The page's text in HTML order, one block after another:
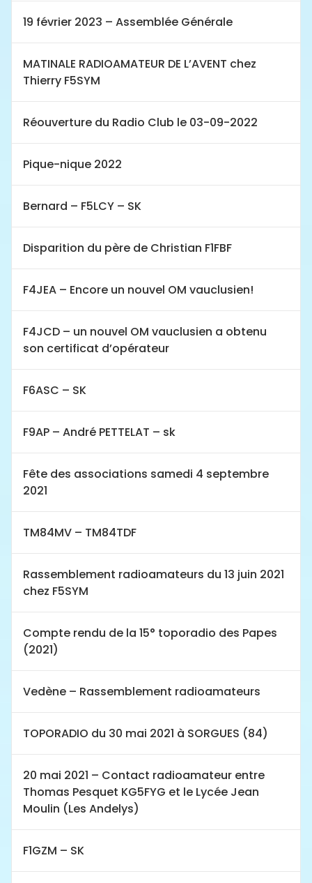
19 février 2023 – Assemblée Générale
MATINALE RADIOAMATEUR DE L’AVENT chez
Thierry F5SYM
Réouverture du Radio Club le 03-09-2022
Pique-nique 2022
Bernard – F5LCY – SK
Disparition du père de Christian F1FBF
F4JEA – Encore un nouvel OM vauclusien!
F4JCD – un nouvel OM vauclusien a obtenu
son certificat d’opérateur
F6ASC – SK
F9AP – André PETTELAT – sk
Fête des associations samedi 4 septembre
2021
TM84MV – TM84TDF
Rassemblement radioamateurs du 13 juin 2021
chez F5SYM
Compte rendu de la 15° toporadio des Papes
(2021)
Vedène – Rassemblement radioamateurs
TOPORADIO du 30 mai 2021 à SORGUES (84)
20 mai 2021 – Contact radioamateur entre
Thomas Pesquet KG5FYG et le Lycée Jean
Moulin (Les Andelys)
F1GZM – SK